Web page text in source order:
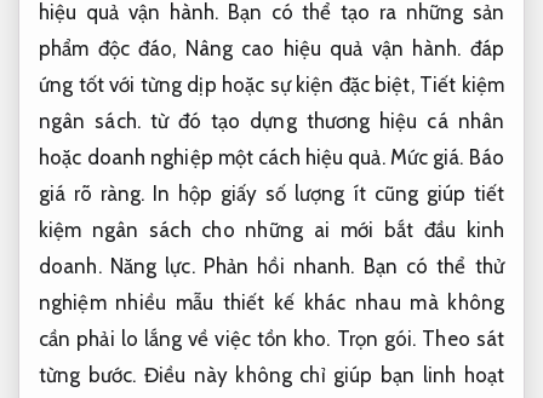
hiệu quả vận hành. Bạn có thể tạo ra những sản
phẩm độc đáo, Nâng cao hiệu quả vận hành. đáp
ứng tốt với từng dịp hoặc sự kiện đặc biệt, Tiết kiệm
ngân sách.từ đó tạo dựng thương hiệu cá nhân
hoặc doanh nghiệp một cách hiệu quả. Mức giá. Báo
giá rõ ràng. In hộp giấy số lượng ít cũng giúp tiết
kiệm ngân sách cho những ai mới bắt đầu kinh
doanh. Năng lực. Phản hồi nhanh. Bạn có thể thử
nghiệm nhiều mẫu thiết kế khác nhau mà không
cần phải lo lắng về việc tồn kho. Trọn gói. Theo sát
từng bước. Điều này không chỉ giúp bạn linh hoạt